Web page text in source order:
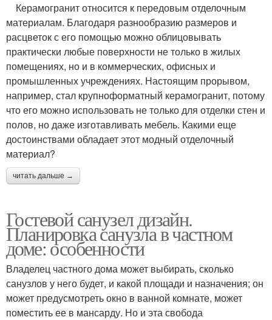
Керамогранит относится к передовым отделочным
материалам. Благодаря разнообразию размеров и
расцветок с его помощью можно облицовывать
практически любые поверхности не только в жилых
помещениях, но и в коммерческих, офисных и
промышленных учреждениях. Настоящим прорывом,
например, стал крупноформатный керамогранит, потому
что его можно использовать не только для отделки стен и
полов, но даже изготавливать мебель. Какими еще
достоинствами обладает этот модный отделочный
материал?
читать дальше →
Гостевой санузел дизайн.
Планировка санузла в частном
доме: особенности
Владелец частного дома может выбирать, сколько
санузлов у него будет, и какой площади и назначения; он
может предусмотреть окно в ванной комнате, может
поместить ее в мансарду. Но и эта свобода